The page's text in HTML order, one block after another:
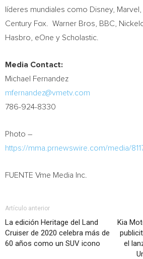
líderes mundiales como Disney,
Century Fox. Warner Bros, BBC,
Hasbro, eOne y Scholastic.
Media Contact:
Michael Fernandez
mfernandez@vmetv.com
786-924-8330
Photo –
https://mma.prnewswire.com/media/
FUENTE Vme Media Inc.
Artículo anterior
La edición Heritage del Land
Cruiser de 2020 celebra más de
60 años como un SUV icono
Kia
el